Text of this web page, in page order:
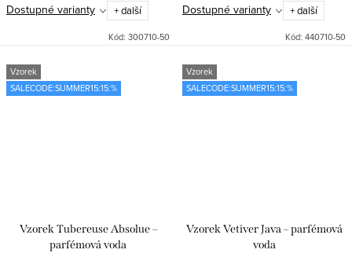
Dostupné varianty + další
Kód: 300710-50
Dostupné varianty + další
Kód: 440710-50
Vzorek
SALECODE:SUMMER15:15:%
Vzorek Tubereuse Absolue –
parfémová voda
Vzorek
SALECODE:SUMMER15:15:%
Vzorek Vetiver Java – parfémová
voda